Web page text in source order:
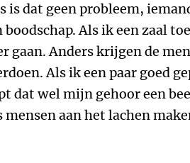
is dat geen probleem,
boodschap. Als ik een zaal
gaan. Anders krijgen de
Als ik een paar goed
dat wel mijn gehoor een
mensen aan het lachen